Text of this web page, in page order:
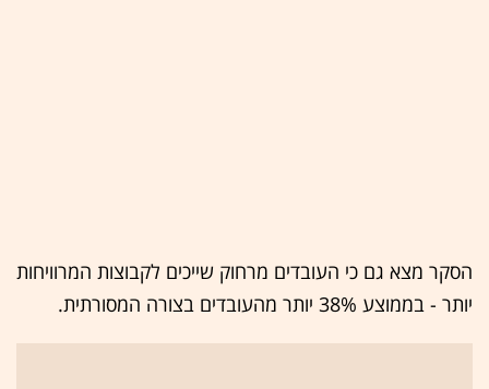
הסקר מצא גם כי העובדים מרחוק שייכים לקבוצות המרוויחות
יותר - בממוצע 38% יותר מהעובדים בצורה המסורתית.